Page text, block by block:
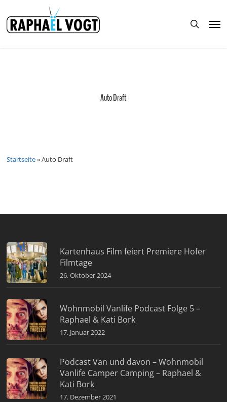
main
content
search
Auto Draft
Startseite»Auto Draft
Kartenhaus Film feiert Premiere Hofer
Filmtage
26. Oktober 2024
Wohnmobil Vanlife Podcast Folge 5 –
Raphael & Kati Bork
17. Januar 2022
Podcast Van und davon – Wohnmobil
Vanlife Camper Camping – Raphael &
Kati Bork
17. Dezember 2021